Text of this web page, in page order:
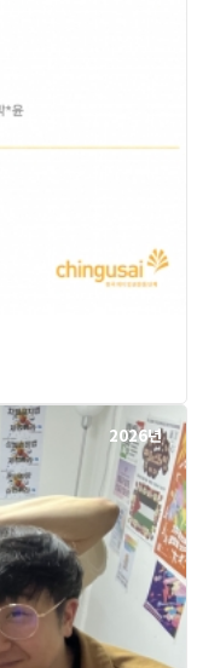
2026년